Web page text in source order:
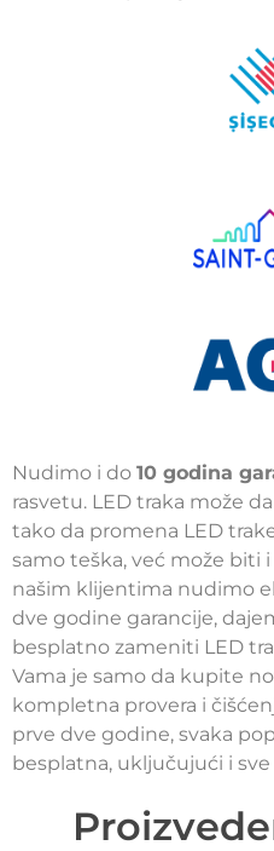
Nudimo i do 10 godina
rasvetu. LED traka može
tako da promena LED
samo teška, već može biti i
našim klijentima nudimo
dve godine garancije,
besplatno zameniti LED
Vama je samo da kupite
kompletna provera i
prve dve godine, svaka
besplatna, uključujući i